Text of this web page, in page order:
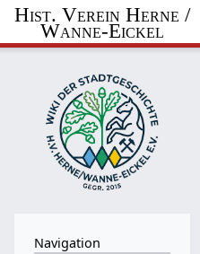
Hist. Verein Herne /
Wanne-Eickel
Navigation